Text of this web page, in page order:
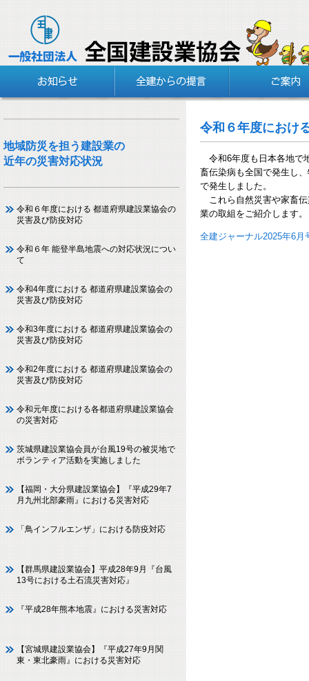
令和６年度におけ
令和6年度も日本各地で
畜伝染病も全国で発生し
で発生しました。
これら自然災害や家畜伝
業の取組をご紹介します
全建ジャーナル2025年6
地域防災を担う建設業の
近年の災害対応状況
令和６年度における 都道府県建設業協会の
災害及び防疫対応
令和６年 能登半島地震への対応状況につい
て
令和4年度における 都道府県建設業協会の
災害及び防疫対応
令和3年度における 都道府県建設業協会の
災害及び防疫対応
令和2年度における 都道府県建設業協会の
災害及び防疫対応
令和元年度における各都道府県建設業協会
の災害対応
茨城県建設業協会員が台風19号の被災地で
ボランティア活動を実施しました
【福岡・大分県建設業協会】『平成29年7
月九州北部豪雨』における災害対応
「鳥インフルエンザ」における防疫対応
【群馬県建設業協会】平成28年9月『台風
13号における土石流災害対応』
『平成28年熊本地震』における災害対応
【宮城県建設業協会】『平成27年9月関
東・東北豪雨』における災害対応